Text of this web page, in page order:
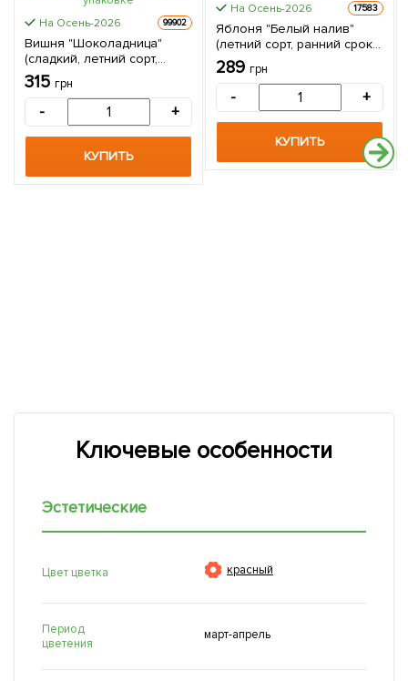
На Осень-2026 99902
Вишня "Шоколадница"
(сладкий, летний сорт,
средний срок созревания)
1 саженец в упаковке
315 грн
- +
КУПИТЬ
На Осень-2026 17583
Яблоня "Белый налив"
(летний сорт, ранний срок
созревания) 1 шт в
упаковке
289 грн
- +
КУПИТЬ
Ключевые особенности
Эстетические
Цвет цветка  красный
Период
цветения
март-апрель